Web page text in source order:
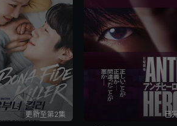
更新至第2集 已